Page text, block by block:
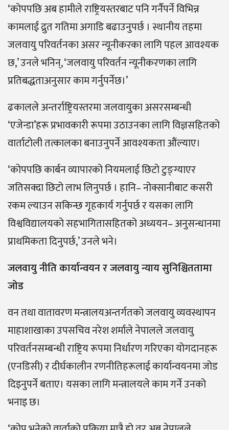
‘कोपपछि अब हामीले राष्ट्रियस्तरबाट पनि गर्नैपर्ने विभिन्न
कामलाई द्रुत गतिमा अगाडि बढाउनुपर्छ । स्थानीय तहमा
जलवायु परिवर्तनका असर न्यूनीकरका लागि पहल आवश्यक
छ,’ उनले भनिन्, ‘जलवायु परिवर्तन न्यूनीकरणका लागि
प्रतिबद्धताअनुसार काम गर्नुपर्नेछ।’
ढकालले अन्तर्राष्ट्रियस्तरमा जलवायुका असरसम्बन्धी
‘एजेन्डा’हरू प्रभावकारी रूपमा उठाउनका लागि विज्ञसहितको
वार्ताटोली तत्कालका बनाउनुपर्ने आवश्यकता औंल्याए।
‘कोपपछि कार्बन व्यापारको नियमलाई छिटो टुङ्ग्याएर
जतिसक्दा छिटो लाभ लिनुपर्छ । हानि– नोक्सानीबाट कसरी
रकम ल्याउन सकिन्छ गृहकार्य गर्नुपर्छ र यसका लागि
विश्वविद्यालयको सहभागितासहितको अध्ययन– अनुसन्धानमा
प्राथमिकता दिनुपर्छ,’ उनले भने।
जलवायु नीति कार्यान्वयन र जलवायु न्याय सुनिश्चिततामा
जोड
वन तथा वातावरण मन्त्रालयअन्तर्गतको जलवायु व्यवस्थापन
माहाशाखाका उपसचिव नरेश शर्माले नेपालले जलवायु
परिवर्तनसम्बन्धी राष्ट्रिय रूपमा निर्धारण गरिएका योगदानहरू
(एनडिसी) र दीर्घकालीन रणनीतिहरूलाई कार्यान्वयनमा जोड
दिइनुपर्ने बताए। यसका लागि मन्त्रालयले काम गर्ने उनको
भनाइ छ।